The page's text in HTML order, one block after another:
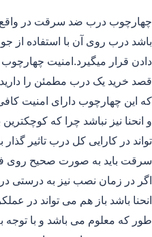
چهارچوب درب ضد سرقت در
باشد درب روی آن با استفاده از
دادن قرار میگیرد.امنیت
قصد خرید یک درب مطمئن را دارید
که این چهارچوب دارای امنیت
و انحنا نیز نباشد چرا که
تواند در کارایی کل درب تاثیر
سرقت باید به صورت صحیح روی
اگر در زمان نصب نیز به درستی
انحنا باشد باز هم می تواند در
طور که معلوم می باشد و با توجه